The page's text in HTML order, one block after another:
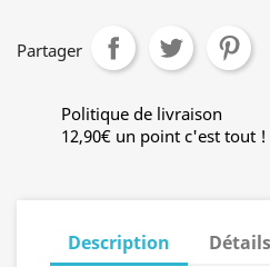
Partager
Politique de livraison
12,90€ un point c'est tout !
Description